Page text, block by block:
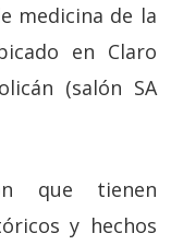
medicina de la
en Claro
(salón SA
que tienen
y hechos